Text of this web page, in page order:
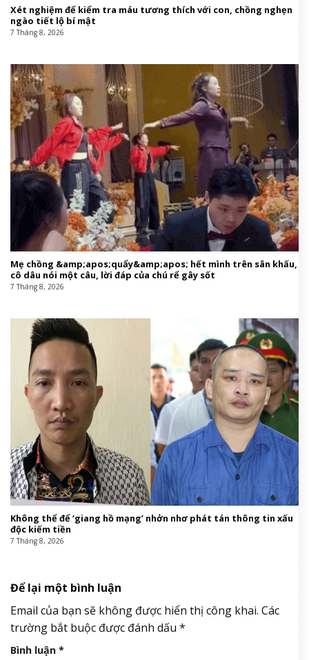
Xét nghiệm để kiểm tra máu tương thích với con, chồng nghẹn
ngào tiết lộ bí mật
7 Tháng 8, 2026
Mẹ chồng &amp;apos;quẩy&amp;apos; hết mình trên sân khấu,
cô dâu nói một câu, lời đáp của chú rể gây sốt
7 Tháng 8, 2026
Không thể để ‘giang hồ mạng’ nhởn nhơ phát tán thông tin xấu
độc kiếm tiền
7 Tháng 8, 2026
Để lại một bình luận
Email của bạn sẽ không được hiển thị công khai. Các
trường bắt buộc được đánh dấu *
Bình luận *